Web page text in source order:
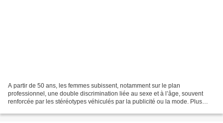
A partir de 50 ans, les femmes subissent, notamment sur le plan
professionnel, une double discrimination liée au sexe et à l’âge, souvent
renforcée par les stéréotypes véhiculés par la publicité ou la mode. Plus